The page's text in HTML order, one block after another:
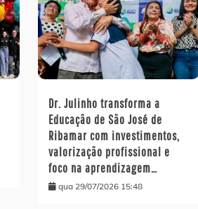
Dr. Julinho transforma a
Educação de São José de
Ribamar com investimentos,
valorização profissional e
foco na aprendizagem…
qua 29/07/2026 15:48